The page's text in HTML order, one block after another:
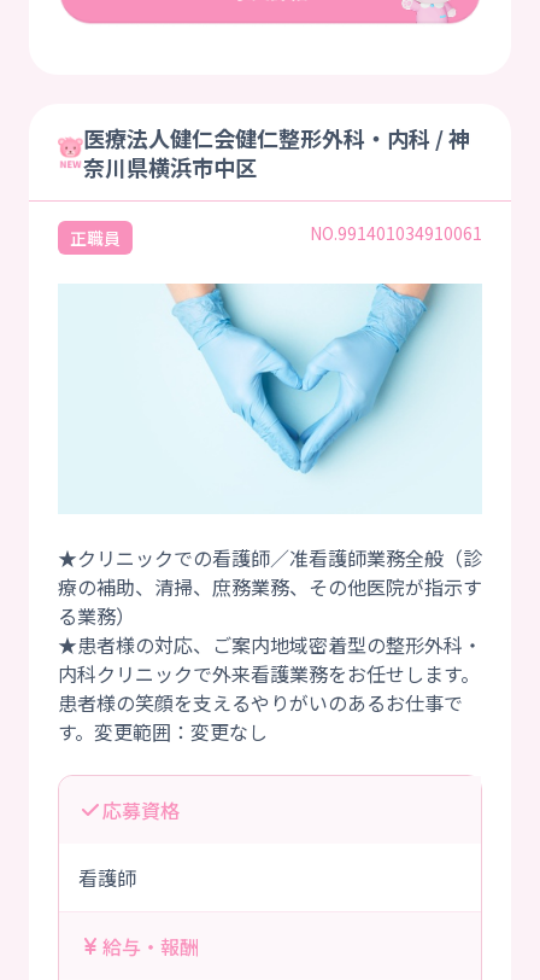
医療法人健仁会健仁整形外科・内科 / 神
奈川県横浜市中区
正職員 NO.991401034910061
★クリニックでの看護師／准看護師業務全般（診
療の補助、清掃、庶務業務、その他医院が指示す
る業務）
★患者様の対応、ご案内地域密着型の整形外科・
内科クリニックで外来看護業務をお任せします。
患者様の笑顔を支えるやりがいのあるお仕事で
応募資格
看護師
給与・報酬